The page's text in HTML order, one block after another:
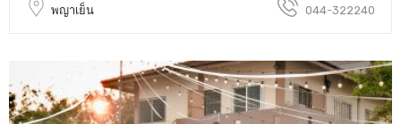
พญาเย็น 044-322240